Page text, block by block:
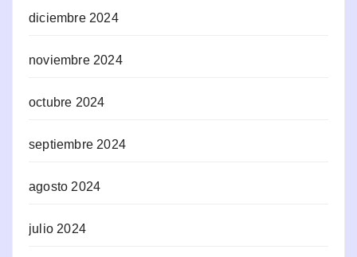
diciembre 2024
noviembre 2024
octubre 2024
septiembre 2024
agosto 2024
julio 2024